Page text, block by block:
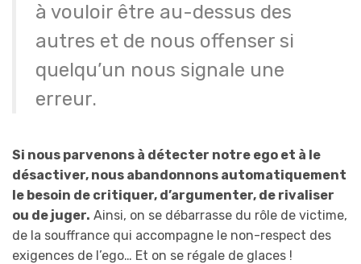
à vouloir être au-dessus des
autres et de nous offenser si
quelqu’un nous signale une
erreur.
Si nous parvenons à détecter notre ego et à le
désactiver, nous abandonnons automatiquement
le besoin de critiquer, d’argumenter, de rivaliser
ou de juger. Ainsi, on se débarrasse du rôle de victime,
de la souffrance qui accompagne le non-respect des
exigences de l’ego… Et on se régale de glaces !